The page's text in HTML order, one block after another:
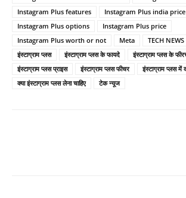
Instagram Plus features
Instagram Plus india price
Instagram Plus options
Instagram Plus price
Instagram Plus worth or not
Meta TECH NEWS
इंस्टाग्राम प्लस
इंस्टाग्राम प्लस के फायदे
इंस्टाग्राम प्लस के
इंस्टाग्राम प्लस प्राइस
इंस्टाग्राम प्लस फीचर
इंस्टाग्राम प्लस में
क्या इंस्टाग्राम प्लस लेना चाहिए
टेक न्यूज